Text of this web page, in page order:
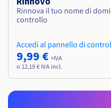
Rinnova il tuo nome di
controllo
Accedi al pannello di
9,99 € +IVA
o 12,19 € IVA incl.